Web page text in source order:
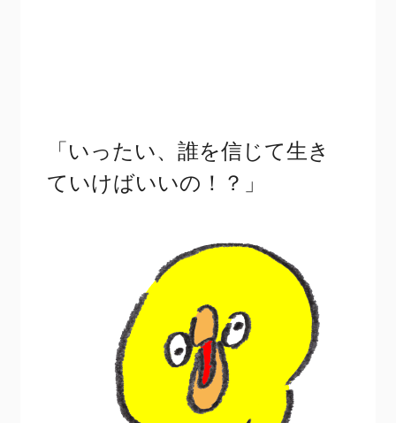
「いったい、誰を信じて生き
ていけばいいの！？」